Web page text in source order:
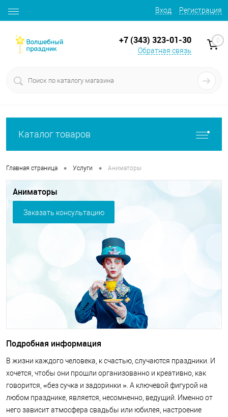
Вход Регистрация
+7 (343) 323-01-30
Обратная связь
0
Каталог товаров
Главная страница • Услуги • Аниматоры
Аниматоры
Заказать консультацию
Подробная информация
В жизни каждого человека, к счастью, случаются праздники. И
хочется, чтобы они прошли организованно и креативно, как
говорится, «без сучка и задоринки ». А ключевой фигурой на
любом празднике, является, несомненно, ведущий. Именно от
него зависит атмосфера свадьбы или юбилея, настроение